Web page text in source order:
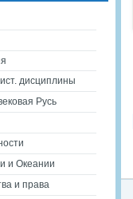
дисциплины
Русь
и Океании
и права